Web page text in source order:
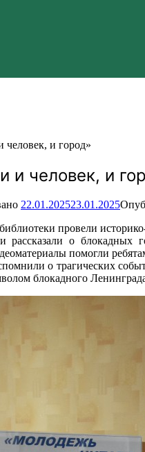
человек, и город»
и человек, и
22.01.202523.01.2025
провели
рассказали о
помогли
о трагических
блокадного